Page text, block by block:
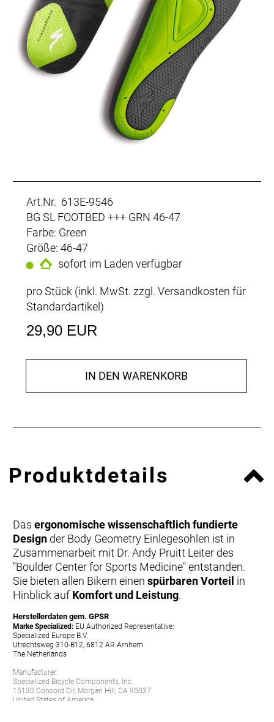
Art.Nr. 613E-9546
BG SL FOOTBED +++ GRN 46-47
Farbe: Green
Größe: 46-47
sofort im Laden verfügbar
pro Stück (inkl. MwSt. zzgl. Versandkosten für
Standardartikel)
29,90 EUR
IN DEN WARENKORB
Produktdetails
Das ergonomische wissenschaftlich fundierte
Design der Body Geometry Einlegesohlen ist in
Zusammenarbeit mit Dr. Andy Pruitt Leiter des
"Boulder Center for Sports Medicine" entstanden.
Sie bieten allen Bikern einen spürbaren Vorteil in
Hinblick auf Komfort und Leistung.
Herstellerdaten gem. GPSR
Marke Specialized: EU Authorized Representative:
Specialized Europe B.V.
Utrechtsweg 310-B12, 6812 AR Arnhem
The Netherlands
Manufacturer:
Specialized Bicycle Components, Inc.
15130 Concord Cir, Morgan Hill, CA 95037
United States of America